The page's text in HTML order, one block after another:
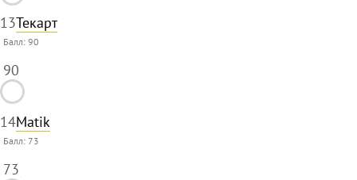
13Текарт
Балл:90
90
14Matik
Балл:73
73